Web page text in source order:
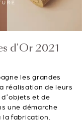
d’Or 2021
les grandes
réalisation de leurs
et de
une démarche
la fabrication.